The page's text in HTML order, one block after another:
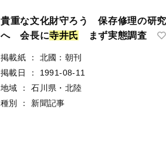
貴重な文化財守ろう 保存修理の研
へ 会長に寺井氏 まず実態調査
掲載紙 ：
北國：朝刊
掲載日
：
1991-08-11
地域
：
石川県・北陸
種別
： 新聞記事